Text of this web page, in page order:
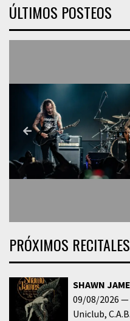
ÚLTIMOS POSTEOS
PRÓXIMOS
SHAWN
09/08/2026
Uniclub